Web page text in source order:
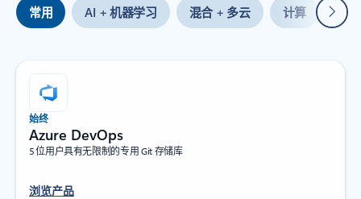
常用 AI + 机器学习 混合 + 多云 计算 容
下一
始终
Azure DevOps
5 位用户具有无限制的专用 Git 存储库
浏览产品